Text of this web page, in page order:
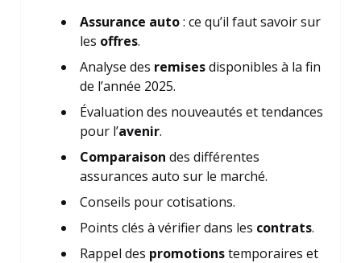
Assurance auto: ce qu’il faut savoir sur
les offres.
Analyse des remisesdisponibles à la fin
de l’année 2025.
Évaluation des nouveautés et tendances
pour l’avenir.
Comparaison des différentes
assurances auto sur le marché.
Conseils pour cotisations.
Points clés à vérifier dans les contrats.
Rappel des promotionstemporaires et